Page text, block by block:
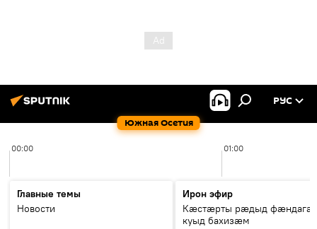
Южная Осетия
РУС
00:00 01:00
Главные темы
Новости
Ирон эфир
Кæстæрты рæдыд
куыд бахизæм